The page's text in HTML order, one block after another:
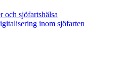
och sjöfartshälsa
inom sjöfarten